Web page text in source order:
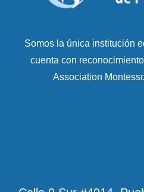
Somos la única institución
cuenta con
Association